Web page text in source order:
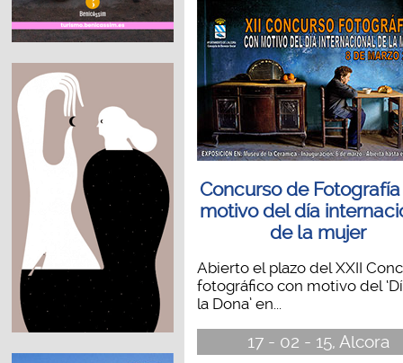
Concurso de
motivo del día
de la mujer
Abierto el plazo del XXII
fotográfico con motivo del
la Dona’ en...
17 - 02 - 15, Alcora